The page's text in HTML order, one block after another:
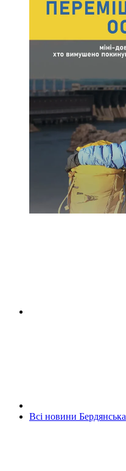
Всі новини Бердянська